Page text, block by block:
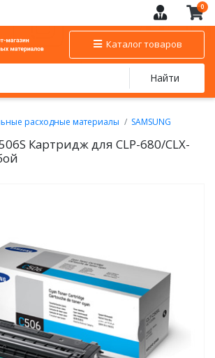
0
Каталог товаров
Найти
расходные материалы
SAMSUNG
Картридж для CLP-680/CLX-